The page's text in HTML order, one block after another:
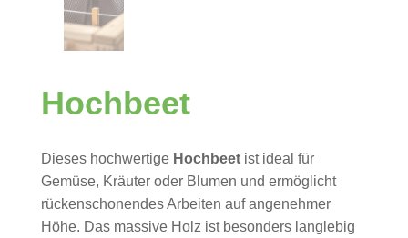
Hochbeet
Dieses hochwertige Hochbeet ist ideal für
Gemüse, Kräuter oder Blumen und ermöglicht
rückenschonendes Arbeiten auf angenehmer
Höhe. Das massive Holz ist besonders langlebig